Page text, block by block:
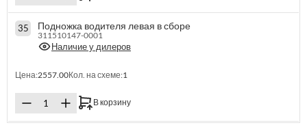
35 Подножка водителя левая в сборе
311510147-0001
Наличие у дилеров
Цена:2557.00Кол. на схеме:1
В корзину